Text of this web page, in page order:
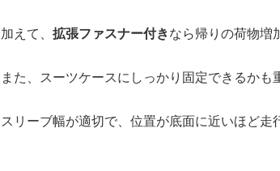
加えて、 拡張ファスナー付きなら帰りの荷物増
また、スーツケースにしっかり固定できるかも
スリーブ幅が適切で、位置が底面に近いほど走